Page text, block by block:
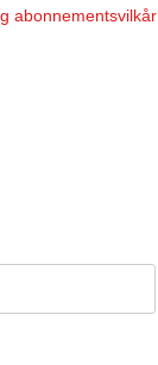
abonnementsvilkår